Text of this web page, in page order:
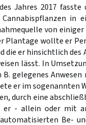
Jahres 2017
in
von
Plantage wollte er
die er hinsichtlich
lässt. In
B. gelegenes
er im sogenannten
durch eine
er - allein oder mit
Be-